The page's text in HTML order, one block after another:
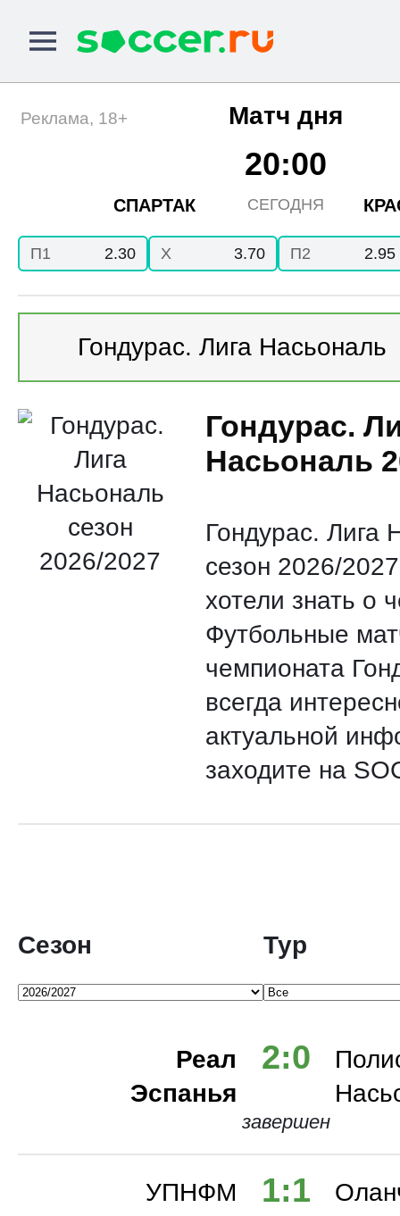
Матч дня
СПАРТАК
20:00
СЕГОДНЯ
Реклама, 18+
П1 2.30 X 3.70 П2 2.95
Гондурас. Лига Насьональ
Англия. Премьер-Лига
Франция. Лига 1
Лига Европы
Гондурас.
Насьональ
Гондурас. Лига
сезон 2026/
хотели знать о
Футбольные
чемпионата
всегда
актуальной
заходите на
Сезон Тур
Реал
Эспанья
2:0
завершен
УПНФМ 1:1